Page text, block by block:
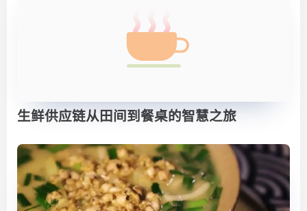
生鲜供应链从田间到餐桌的智慧之旅